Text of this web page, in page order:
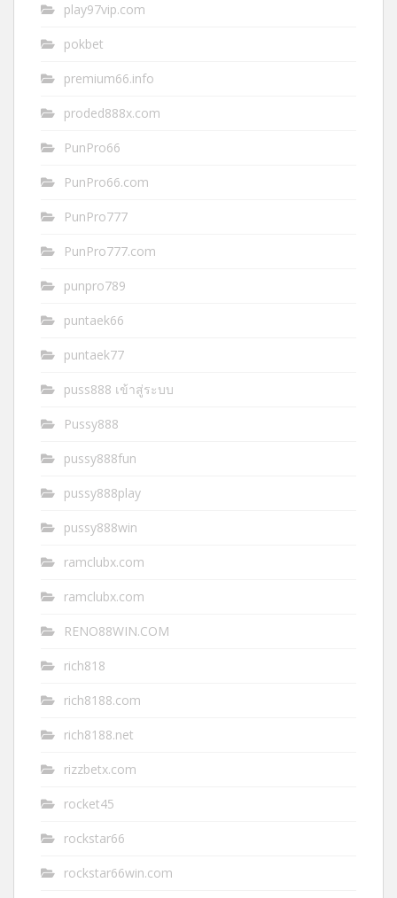
play97vip.com
pokbet
premium66.info
proded888x.com
PunPro66
PunPro66.com
PunPro777
PunPro777.com
punpro789
puntaek66
puntaek77
puss888 เข้าสู่ระบบ
Pussy888
pussy888fun
pussy888play
pussy888win
ramclubx.com
ramclubx.com
RENO88WIN.COM
rich818
rich8188.com
rich8188.net
rizzbetx.com
rocket45
rockstar66
rockstar66win.com